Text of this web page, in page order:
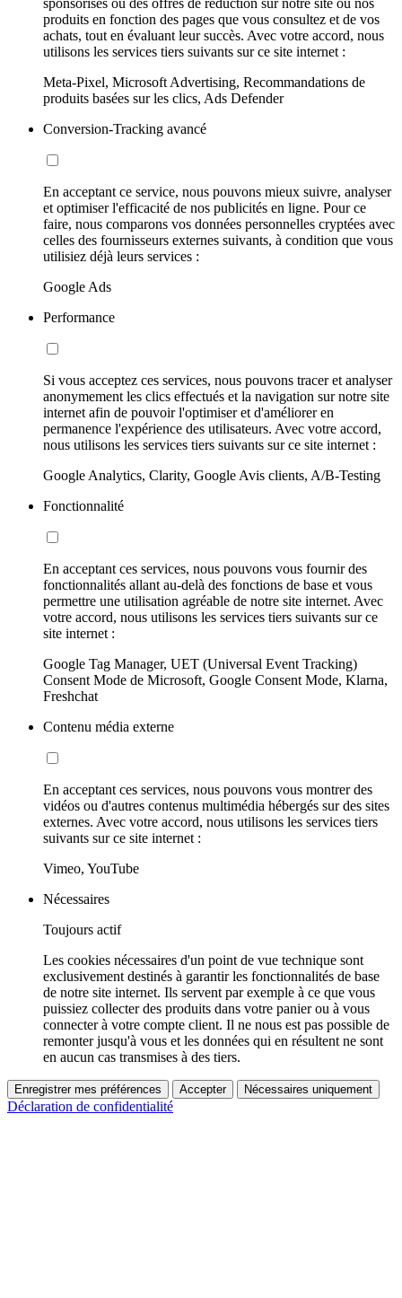
produits en fonction des pages que vous consultez et de vos
achats, tout en évaluant leur succès. Avec votre accord, nous
utilisons les services tiers suivants sur ce site internet :
Meta-Pixel, Microsoft Advertising, Recommandations de
produits basées sur les clics, Ads Defender
Conversion-Tracking avancé
En acceptant ce service, nous pouvons mieux suivre, analyser
et optimiser l'efficacité de nos publicités en ligne. Pour ce
faire, nous comparons vos données personnelles cryptées avec
celles des fournisseurs externes suivants, à condition que vous
utilisiez déjà leurs services :
Google Ads
Performance
Si vous acceptez ces services, nous pouvons tracer et analyser
anonymement les clics effectués et la navigation sur notre site
internet afin de pouvoir l'optimiser et d'améliorer en
permanence l'expérience des utilisateurs. Avec votre accord,
nous utilisons les services tiers suivants sur ce site internet :
Google Analytics, Clarity, Google Avis clients, A/B-Testing
Fonctionnalité
En acceptant ces services, nous pouvons vous fournir des
fonctionnalités allant au-delà des fonctions de base et vous
permettre une utilisation agréable de notre site internet. Avec
votre accord, nous utilisons les services tiers suivants sur ce
site internet :
Google Tag Manager, UET (Universal Event Tracking)
Consent Mode de Microsoft, Google Consent Mode, Klarna,
Freshchat
Contenu média externe
En acceptant ces services, nous pouvons vous montrer des
vidéos ou d'autres contenus multimédia hébergés sur des sites
externes. Avec votre accord, nous utilisons les services tiers
suivants sur ce site internet :
Vimeo, YouTube
Nécessaires
Toujours actif
Les cookies nécessaires d'un point de vue technique sont
exclusivement destinés à garantir les fonctionnalités de base
de notre site internet. Ils servent par exemple à ce que vous
puissiez collecter des produits dans votre panier ou à vous
connecter à votre compte client. Il ne nous est pas possible de
remonter jusqu'à vous et les données qui en résultent ne sont
en aucun cas transmises à des tiers.
Enregistrer mes préférences Accepter Nécessaires uniquement
Déclaration de confidentialité